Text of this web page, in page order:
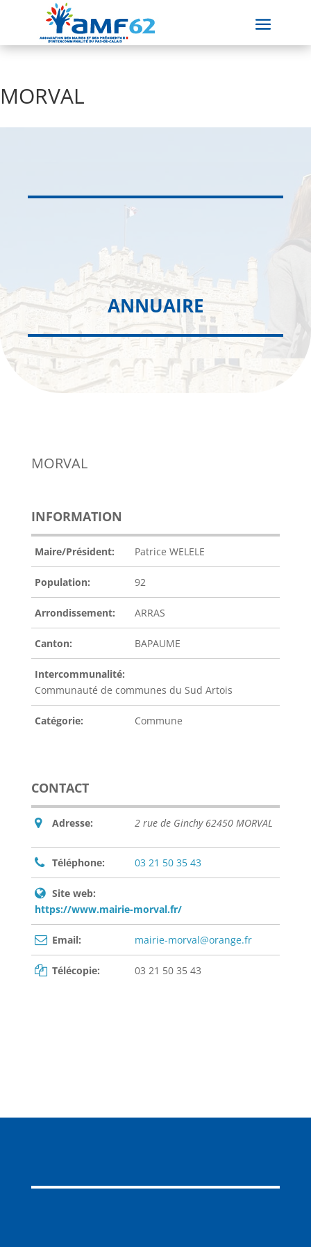
MORVAL
ANNUAIRE
MORVAL
INFORMATION
Maire/Président: Patrice WELELE
Population: 92
Arrondissement: ARRAS
Canton: BAPAUME
Intercommunalité:
Communauté de communes du Sud Artois
Catégorie: Commune
CONTACT
Adresse: 2 rue de Ginchy 62450 MORVAL
Téléphone: 03 21 50 35 43
Site web:
https://www.mairie-morval.fr/
Email: mairie-morval@orange.fr
Télécopie: 03 21 50 35 43